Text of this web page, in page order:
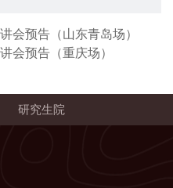
会预告（山东青岛场）
会预告（重庆场）
研究生院